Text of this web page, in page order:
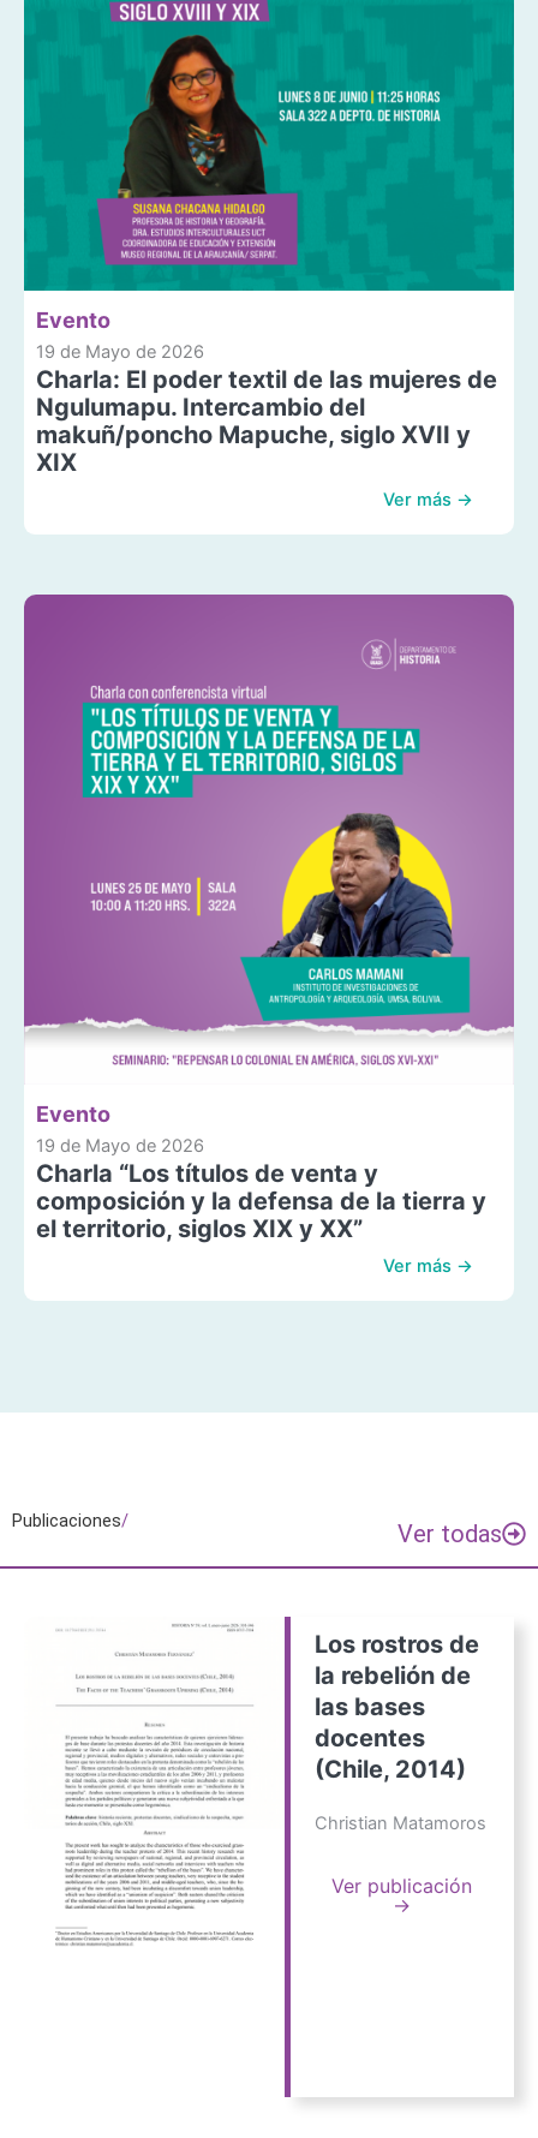
Evento
19 de Mayo de 2026
Charla: El poder textil de las mujeres de
Ngulumapu. Intercambio del
makuñ/poncho Mapuche, siglo XVII y
XIX
Ver más →
Evento
19 de Mayo de 2026
Charla “Los títulos de venta y
composición y la defensa de la tierra y
el territorio, siglos XIX y XX”
Ver más →
Publicaciones/ Ver todas
Los rostros de
la rebelión de
las bases
docentes
(Chile, 2014)
Christian Matamoros
Ver publicación
→